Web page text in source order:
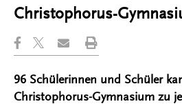
Christophorus-
96 Schülerinnen und Schüler
Christophorus-Gymnasium zu